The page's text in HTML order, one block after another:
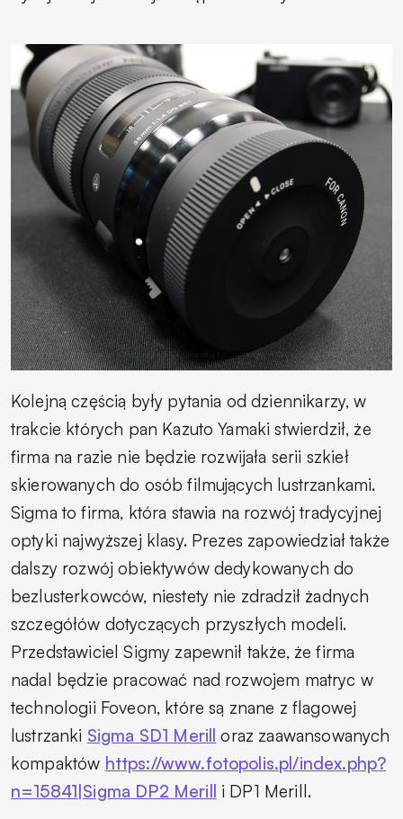
Kolejną częścią były pytania od dziennikarzy, w
trakcie których pan Kazuto Yamaki stwierdził, że
firma na razie nie będzie rozwijała serii szkieł
skierowanych do osób filmujących lustrzankami.
Sigma to firma, która stawia na rozwój tradycyjnej
optyki najwyższej klasy. Prezes zapowiedział także
dalszy rozwój obiektywów dedykowanych do
bezlusterkowców, niestety nie zdradził żadnych
szczegółów dotyczących przyszłych modeli.
Przedstawiciel Sigmy zapewnił także, że firma
nadal będzie pracować nad rozwojem matryc w
technologii Foveon, które są znane z flagowej
lustrzanki Sigma SD1 Merill oraz zaawansowanych
kompaktów https://www.fotopolis.pl/index.php?
n=15841|Sigma DP2 Merill i DP1 Merill.